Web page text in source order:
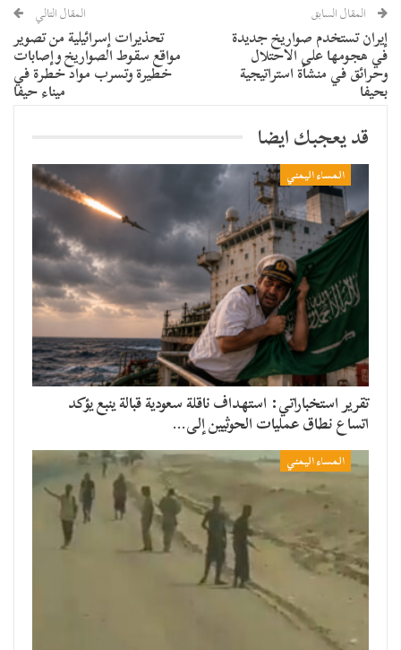
المقال السابق
إيران تستخدم صواريخ جديدة
في هجومها على الاحتلال
وحرائق في منشأة استراتيجية
بحيفا
المقال التالي
تحذيرات إسرائيلية من تصوير
مواقع سقوط الصواريخ وإصابات
خطيرة وتسرب مواد خطرة في
ميناء حيفا
قد يعجبك ايضا
المساء اليمني
تقرير استخباراتي: استهداف ناقلة سعودية قبالة ينبع يؤكد
اتساع نطاق عمليات الحوثيين إلى…
المساء اليمني